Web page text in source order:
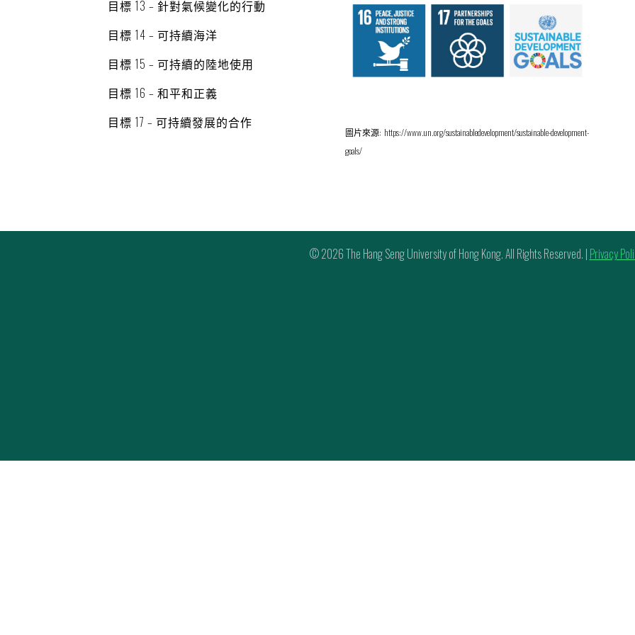
目標 13 – 針對氣候變化的行動
目標 14 – 可持續海洋
目標 15 – 可持續的陸地使用
目標 16 – 和平和正義
目標 17 – 可持續發展的合作
圖片來源: https://www.un.org/sustainabledevelopment/sustainable-development-
goals/
© 2026 The Hang Seng University of Hong Kong. All Rights Reserved. | Privacy